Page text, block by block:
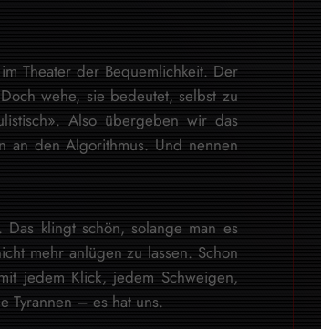
Theater der Bequemlichkeit. Der
wehe, sie bedeutet, selbst zu
Also übergeben wir das
an den Algorithmus. Und nennen
Das klingt schön, solange man es
mehr anlügen zu lassen. Schon
jedem Klick, jedem Schweigen,
Tyrannen – es hat uns.